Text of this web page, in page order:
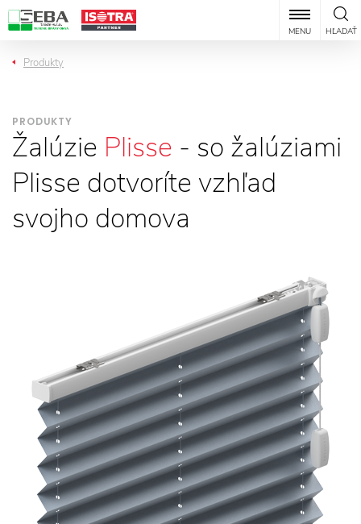
HĽADAŤ
MENU
Produkty
PRODUKTY
Žalúzie Plisse - so žalúziami
Plisse dotvoríte vzhľad
svojho domova